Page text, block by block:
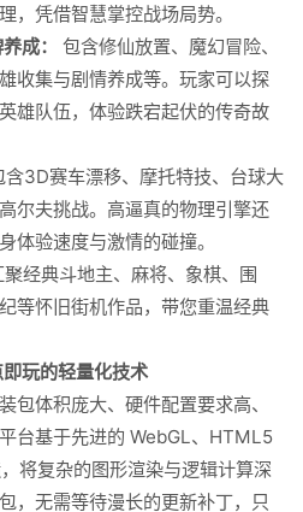
，凭借智慧掌控战场局势。
成：
包含修仙放置、魔幻冒险、
收集与剧情养成等。玩家可以探
雄队伍，体验跌宕起伏的传奇故
含3D赛车漂移、摩托特技、台球大
尔夫挑战。高逼真的物理引擎还
体验速度与激情的碰撞。
聚经典斗地主、麻将、象棋、围
等怀旧街机作品，带您重温经典
玩的轻量化技术
包体积庞大、硬件配置要求高、
台基于先进的 WebGL、HTML5
将复杂的图形渲染与逻辑计算深
，无需等待漫长的更新补丁，只